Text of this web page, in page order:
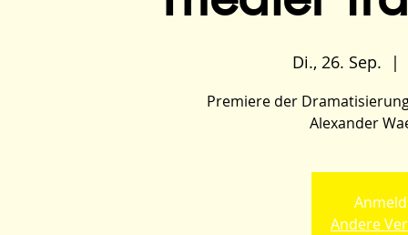
Di., 26. Sep.
  |
Premiere der
Alexander
Andere